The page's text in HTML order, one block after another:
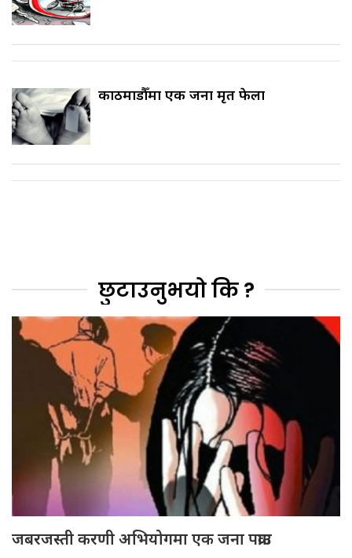
काठमाडौँमा एक जना मृत फेला
छुटाउनुभयो कि ?
जबरजस्ती करणी अभियोगमा एक जना पक्राउ